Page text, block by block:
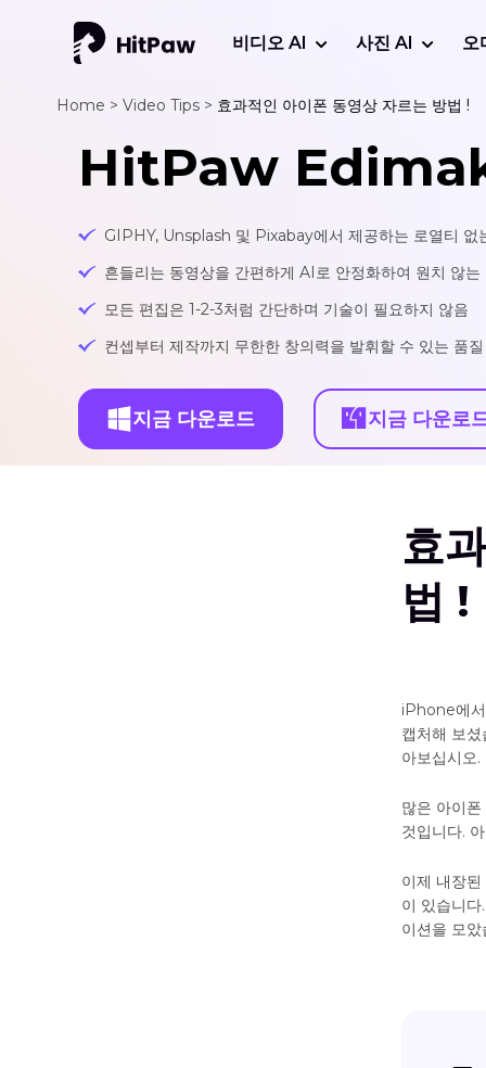
비디오 AI 사진 AI 오
Home > Video Tips > 효과적인 아이폰 동영상 자르는 방법 !
HitPaw
GIPHY, Unsplash 및 Pixabay에서 제공하는 로열티 없
흔들리는 동영상을 간편하게 AI로 안정화하여 원치 않
모든 편집은 1-2-3처럼 간단하며 기술이 필요하지 않음
컨셉부터 제작까지 무한한 창의력을 발휘할 수 있는 품
지금 다운로드 지금 다운로
효
법 !
iPhone에서
캡처해 보
아보십시오.
많은 아이
것입니다.
이제 내장
이 있습니
이션을 모았